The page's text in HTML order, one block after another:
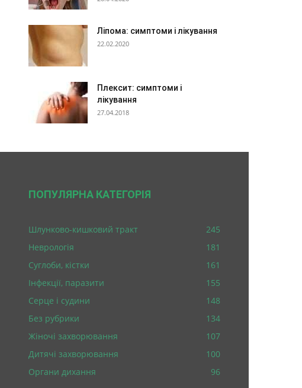
Ліпома: симптоми і лікування
22.02.2020
Плексит: симптоми і
лікування
27.04.2018
ПОПУЛЯРНА КАТЕГОРІЯ
Шлунково-кишковий тракт
245
Неврологія
181
Суглоби, кістки
161
Інфекції, паразити
155
Серце і судини
148
Без рубрики
134
Жіночі захворювання
107
Дитячі захворювання
100
Органи дихання
96